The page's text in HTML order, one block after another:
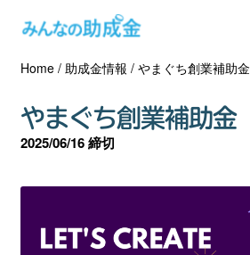
助成金を探す
士業の方へ
助成金コラム
専門家一覧
Home/ 助成金情報 / やまぐち創業補助金
やまぐち創業補助金
2025/06/16 締切